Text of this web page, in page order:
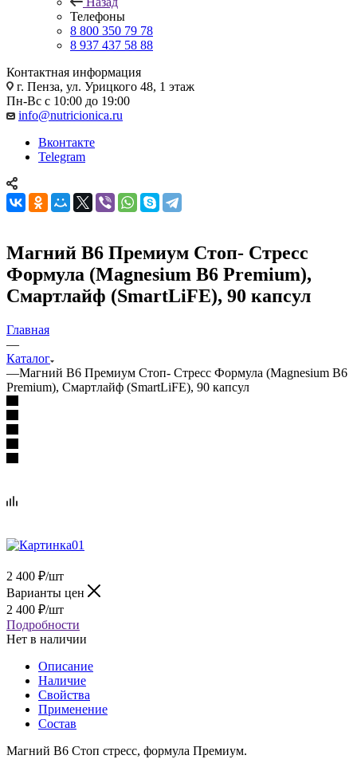
Телефоны
8 800 350 79 78
8 937 437 58 88
Контактная информация
г. Пенза, ул. Урицкого 48, 1 этаж
Пн-Вс с 10:00 до 19:00
info@nutricionica.ru
Вконтакте
Telegram
Магний В6 Премиум Стоп- Стресс
Формула (Magnesium B6 Premium),
Смартлайф (SmartLiFE), 90 капсул
Главная
—
Каталог
—Магний В6 Премиум Стоп- Стресс Формула (Magnesium B6
Premium), Смартлайф (SmartLiFE), 90 капсул
2 400 ₽/шт
Варианты цен
2 400 ₽/шт
Подробности
Нет в наличии
Описание
Наличие
Свойства
Применение
Состав
Магний B6 Стоп стресс, формула Премиум.